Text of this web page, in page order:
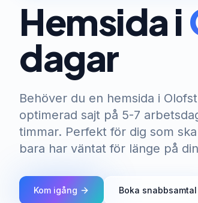
Hemsida i
dagar
Behöver du en hemsida i
optimerad sajt på 5-7
timmar. Perfekt för dig som
bara har väntat för länge på
Kom igång Boka snabbsamtal